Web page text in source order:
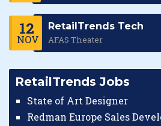
12
NOV
RetailTrends Tech
AFAS Theater
RetailTrends Jobs
State of Art Designer
Redman Europe Sales